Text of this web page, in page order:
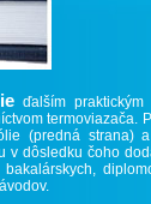
ďalším
termoviazača.
(predná strana)
v dôsledku čoho